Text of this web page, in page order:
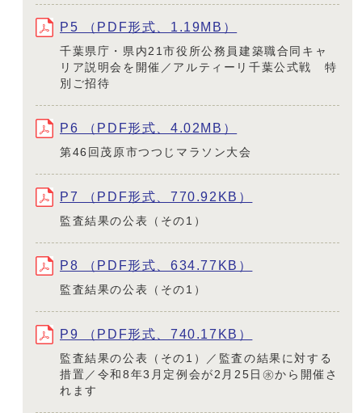
P5 （PDF形式、1.19MB）
千葉県庁・県内21市役所公務員建築職合同キャ
リア説明会を開催／アルティーリ千葉公式戦 特
別ご招待
P6 （PDF形式、4.02MB）
第46回茂原市つつじマラソン大会
P7 （PDF形式、770.92KB）
監査結果の公表（その1）
P8 （PDF形式、634.77KB）
監査結果の公表（その1）
P9 （PDF形式、740.17KB）
監査結果の公表（その1）／監査の結果に対する
措置／令和8年3月定例会が2月25日㊌から開催さ
れます